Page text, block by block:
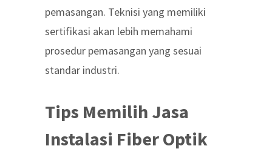
pemasangan. Teknisi yang memiliki
sertifikasi akan lebih memahami
prosedur pemasangan yang sesuai
standar industri.
Tips Memilih Jasa
Instalasi Fiber Optik